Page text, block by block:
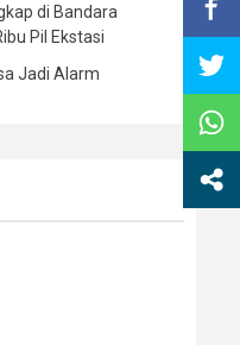
di Bandara
Pil Ekstasi
Jadi Alarm